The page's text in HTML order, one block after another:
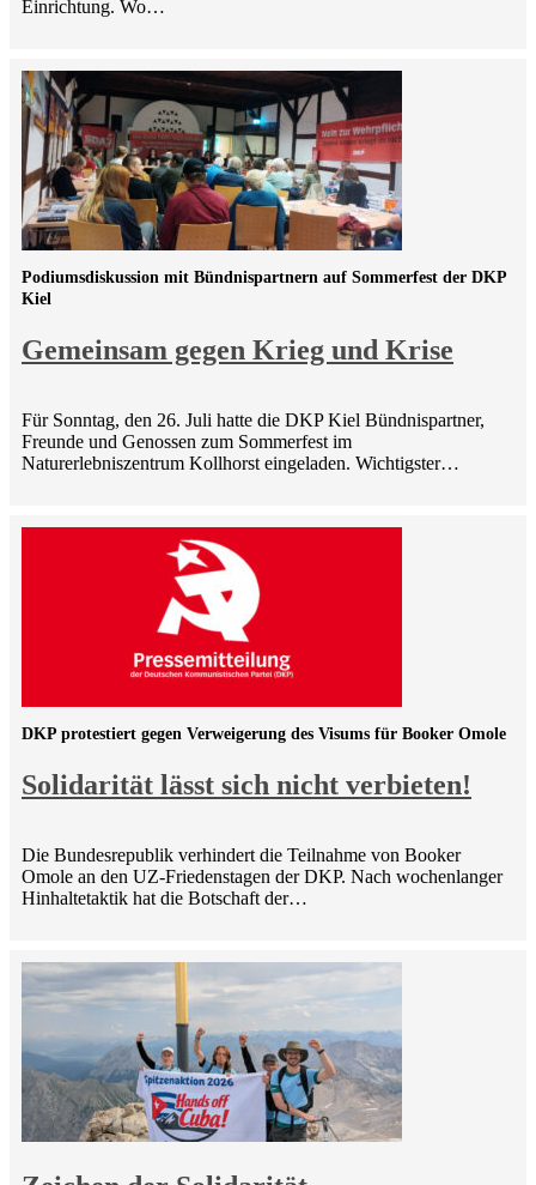
Einrichtung. Wo…
Gemeinsam gegen Krieg und Krise
Podiumsdiskussion mit Bündnispartnern auf Sommerfest der DKP
Kiel
Für Sonntag, den 26. Juli hatte die DKP Kiel Bündnispartner,
Freunde und Genossen zum Sommerfest im
Naturerlebniszentrum Kollhorst eingeladen. Wichtigster…
Solidarität lässt sich nicht verbieten!
DKP protestiert gegen Verweigerung des Visums für Booker Omole
Die Bundesrepublik verhindert die Teilnahme von Booker
Omole an den UZ-Friedenstagen der DKP. Nach wochenlanger
Hinhaltetaktik hat die Botschaft der…